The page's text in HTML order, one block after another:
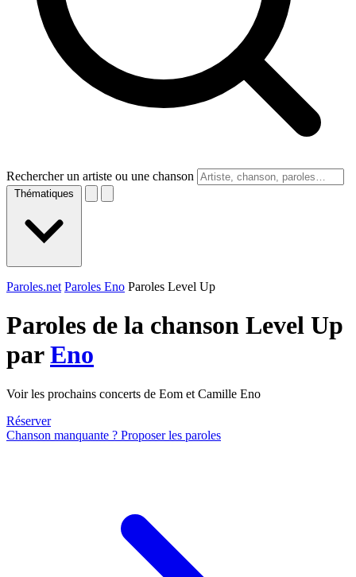
Rechercher un artiste ou une chanson
Thématiques
Paroles.net Paroles Eno Paroles Level Up
Paroles de la chanson Level Up
parEno
Voir les prochains concerts de Eom et Camille Eno
Réserver
Chanson manquante ? Proposer les paroles